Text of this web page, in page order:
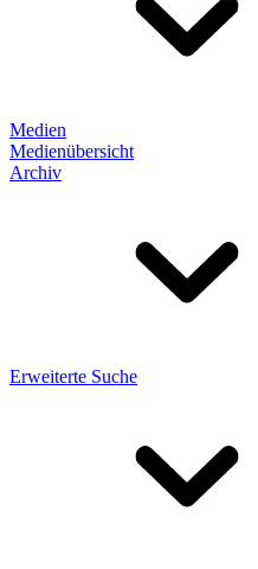
Medien
Medienübersicht
Archiv
Erweiterte Suche